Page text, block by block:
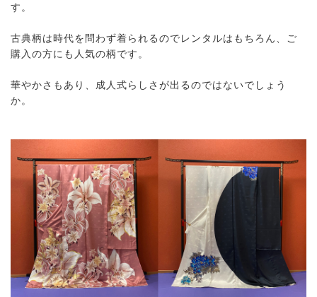
す。
古典柄は時代を問わず着られるのでレンタルはもちろん、ご
購入の方にも人気の柄です。
華やかさもあり、成人式らしさが出るのではないでしょう
か。